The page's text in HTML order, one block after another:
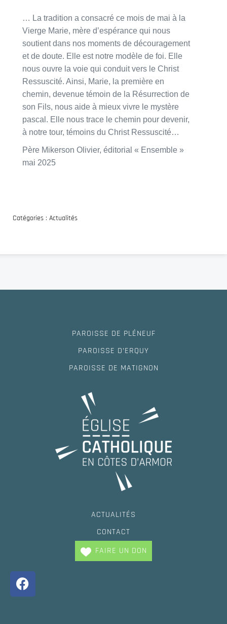
… La tradition a consacré ce mois de mai à la
Vierge Marie, mère d’espérance qui nous
soutient dans nos moments de découragement
et de doute. Elle est notre modèle de foi. Elle
nous ouvre la voie qui conduit vers le Christ
Ressuscité. Ainsi, Marie, la première en
chemin, devenue témoin de la Résurrection de
son Fils, nous aide à mieux vivre le mystère
pascal. Elle nous trace le chemin pour devenir,
à notre tour, témoins du Christ Ressuscité…
Père Mikerson Olivier, éditorial « Ensemble »
mai 2025
Catégories : Actualités
PAROISSE DE PLÉNEUF
PAROISSE D’ERQUY
PAROISSE DE MATIGNON
ACTUALITÉS
CONTACT
FAIRE UN DON